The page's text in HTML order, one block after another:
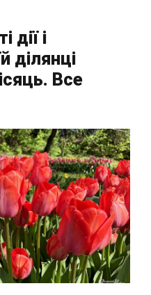
дії і
ділянці
Все